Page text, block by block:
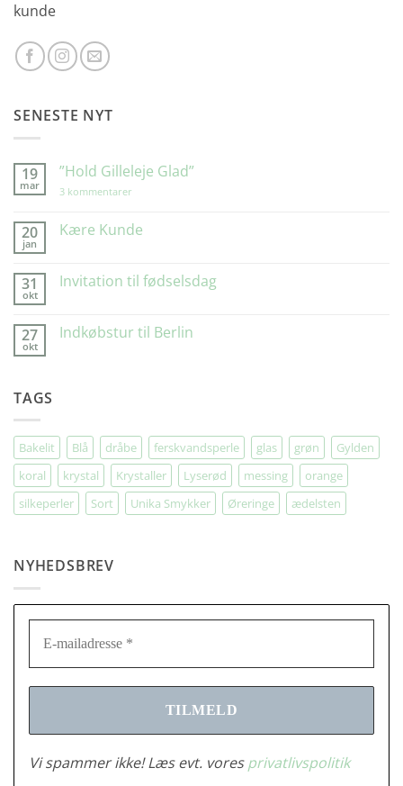
kunde
SENESTE NYT
19
mar
”Hold Gilleleje Glad”
3 kommentarer
Glad”
20
jan
Kære Kunde
Kære
31
okt
Invitation til fødselsdag
Invitation
27
okt
Indkøbstur til Berlin
TAGS
Bakelit Blå dråbe ferskvandsperle glas grøn
Gylden
koral
krystal Krystaller Lyserød messing
orange
silkeperler
Sort Unika Smykker Øreringe ædelsten
NYHEDSBREV
Vi spammer ikke! Læs evt. voresprivatlivspolitik